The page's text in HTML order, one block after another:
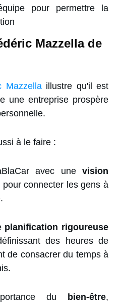
pour permettre la
Mazzella de
Mazzellaillustre qu'il est
une entreprise prospère
à le faire :
avec une vision
connecter les gens à
planification rigoureuse
des heures de
de consacrer du temps à
du bien-être,